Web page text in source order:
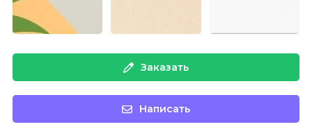
Заказать
Написать